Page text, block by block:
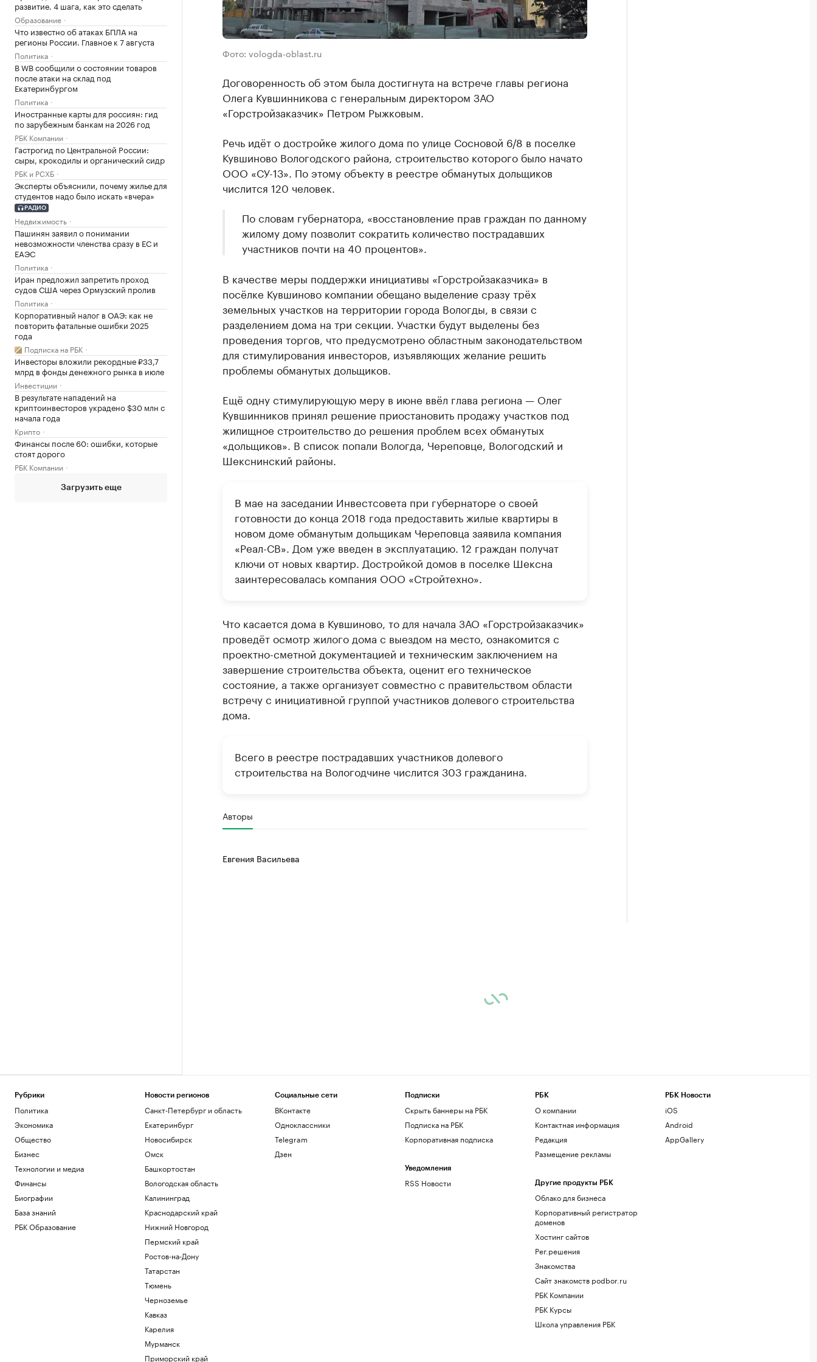
развитие. 4 шага, как это сделать
Образование
Что известно об атаках БПЛА на
регионы России. Главное к 7 августа
Политика
В WB сообщили о состоянии товаров
после атаки на склад под
Екатеринбургом
Политика
Иностранные карты для россиян: гид
по зарубежным банкам на 2026 год
РБК Компании
Гастрогид по Центральной России:
сыры, крокодилы и органический сидр
РБК и РСХБ
Эксперты объяснили, почему жилье для
студентов надо было искать «вчера»
РАДИО
Недвижимость
Пашинян заявил о понимании
невозможности членства сразу в ЕС и
ЕАЭС
Политика
Иран предложил запретить проход
судов США через Ормузский пролив
Политика
Корпоративный налог в ОАЭ: как не
повторить фатальные ошибки 2025
года
Подписка на РБК
Инвесторы вложили рекордные ₽33,7
млрд в фонды денежного рынка в июле
Инвестиции
В результате нападений на
криптоинвесторов украдено $30 млн с
начала года
Крипто
Финансы после 60: ошибки, которые
стоят дорого
РБК Компании
Загрузить еще
Фото: vologda-oblast.ru
Договоренность об этом была достигнута на встрече главы региона
Олега Кувшинникова с генеральным директором ЗАО
«Горстройзаказчик» Петром Рыжковым.
Речь идёт о достройке жилого дома по улице Сосновой 6/8 в поселке
Кувшиново Вологодского района, строительство которого было начато
ООО «СУ-13». По этому объекту в реестре обманутых дольщиков
числится 120 человек.
По словам губернатора, «восстановление прав граждан по данному
жилому дому позволит сократить количество пострадавших
участников почти на 40 процентов».
В качестве меры поддержки инициативы «Горстройзаказчика» в
посёлке Кувшиново компании обещано выделение сразу трёх
земельных участков на территории города Вологды, в связи с
разделением дома на три секции. Участки будут выделены без
проведения торгов, что предусмотрено областным законодательством
для стимулирования инвесторов, изъявляющих желание решить
проблемы обманутых дольщиков.
Ещё одну стимулирующую меру в июне ввёл глава региона — Олег
Кувшинников принял решение приостановить продажу участков под
жилищное строительство до решения проблем всех обманутых
«дольщиков». В список попали Вологда, Череповце, Вологодский и
Шекснинский районы.
В мае на заседании Инвестсовета при губернаторе о своей
готовности до конца 2018 года предоставить жилые квартиры в
новом доме обманутым дольщикам Череповца заявила компания
«Реал-СВ». Дом уже введен в эксплуатацию. 12 граждан получат
ключи от новых квартир. Достройкой домов в поселке Шексна
заинтересовалась компания ООО «Стройтехно».
Что касается дома в Кувшиново, то для начала ЗАО «Горстройзаказчик»
проведёт осмотр жилого дома с выездом на место, ознакомится с
проектно-сметной документацией и техническим заключением на
завершение строительства объекта, оценит его техническое
состояние, а также организует совместно с правительством области
встречу с инициативной группой участников долевого строительства
дома.
Всего в реестре пострадавших участников долевого
строительства на Вологодчине числится 303 гражданина.
Авторы
Евгения Васильева
Рубрики
Политика
Экономика
Общество
Бизнес
Технологии и медиа
Финансы
Биографии
База знаний
РБК Образование
Новости регионов
Санкт-Петербург и область
Екатеринбург
Новосибирск
Омск
Башкортостан
Вологодская область
Калининград
Краснодарский край
Нижний Новгород
Пермский край
Ростов-на-Дону
Татарстан
Тюмень
Черноземье
Кавказ
Карелия
Мурманск
Приморский край
Социальные сети
ВКонтакте
Одноклассники
Telegram
Дзен
Подписки
Скрыть баннеры на РБК
Подписка на РБК
Корпоративная подписка
Уведомления
RSS Новости
РБК
О компании
Контактная информация
Редакция
Размещение рекламы
Другие продукты РБК
Облако для бизнеса
Корпоративный регистратор
доменов
Хостинг сайтов
Рег.решения
Знакомства
Сайт знакомств podbor.ru
РБК Компании
РБК Курсы
Школа управления РБК
РБК Новости
iOS
Android
AppGallery